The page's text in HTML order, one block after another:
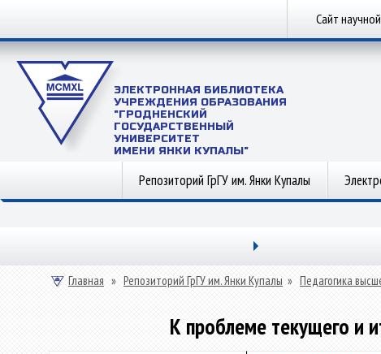
Сайт
ЭЛЕКТРОННАЯ БИБЛИОТЕКА
УЧРЕЖДЕНИЯ ОБРАЗОВАНИЯ
"ГРОДНЕНСКИЙ
ГОСУДАРСТВЕННЫЙ
УНИВЕРСИТЕТ
ИМЕНИ ЯНКИ КУПАЛЫ"
Репозиторий ГрГУ им. Янки Купалы
Главная » Репозиторий ГрГУ им. Янки Купалы » Педагогика
К проблеме текущего и